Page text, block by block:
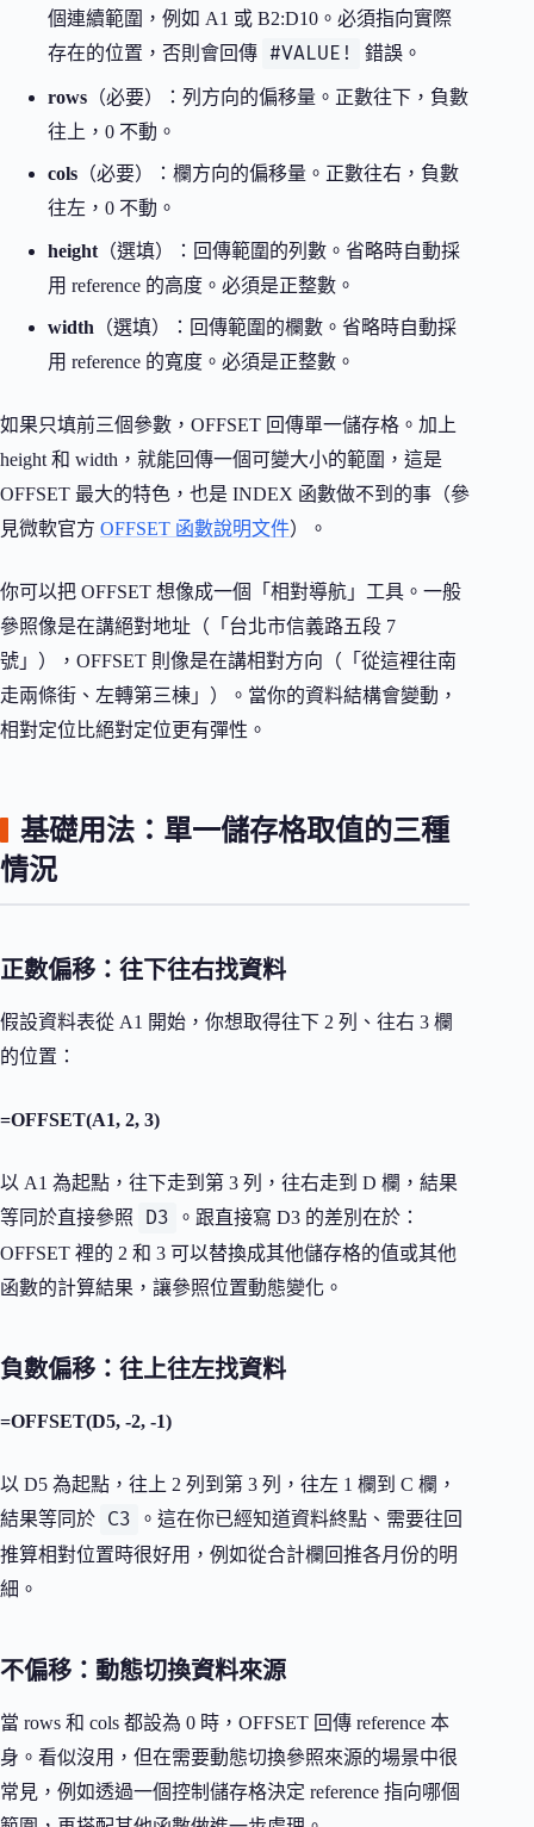
個連續範圍，例如 A1 或 B2:D10。必須指向實際
存在的位置，否則會回傳 #VALUE! 錯誤。
rows （必要）：列方向的偏移量。正數往下，負數
往上，0 不動。
cols （必要）：欄方向的偏移量。正數往右，負數
往左，0 不動。
height （選填）：回傳範圍的列數。省略時自動採
用 reference 的高度。必須是正整數。
width （選填）：回傳範圍的欄數。省略時自動採
用 reference 的寬度。必須是正整數。
如果只填前三個參數，OFFSET 回傳單一儲存格。加上
height 和 width，就能回傳一個可變大小的範圍，這是
OFFSET 最大的特色，也是 INDEX 函數做不到的事（參
見微軟官方 OFFSET 函數說明文件）。
你可以把 OFFSET 想像成一個「相對導航」工具。一般
參照像是在講絕對地址（「台北市信義路五段 7
號」），OFFSET 則像是在講相對方向（「從這裡往南
走兩條街、左轉第三棟」）。當你的資料結構會變動，
相對定位比絕對定位更有彈性。
基礎用法：單一儲存格取值的三種
情況
正數偏移：往下往右找資料
假設資料表從 A1 開始，你想取得往下 2 列、往右 3 欄
的位置：
=OFFSET(A1, 2, 3)
以 A1 為起點，往下走到第 3 列，往右走到 D 欄，結果
等同於直接參照
D3
。跟直接寫 D3 的差別在於：
OFFSET 裡的 2 和 3 可以替換成其他儲存格的值或其他
函數的計算結果，讓參照位置動態變化。
負數偏移：往上往左找資料
=OFFSET(D5, -2, -1)
以 D5 為起點，往上 2 列到第 3 列，往左 1 欄到 C 欄，
結果等同於
C3
。這在你已經知道資料終點、需要往回
推算相對位置時很好用，例如從合計欄回推各月份的明
細。
不偏移：動態切換資料來源
當 rows 和 cols 都設為 0 時，OFFSET 回傳 reference 本
身。看似沒用，但在需要動態切換參照來源的場景中很
常見，例如透過一個控制儲存格決定 reference 指向哪個